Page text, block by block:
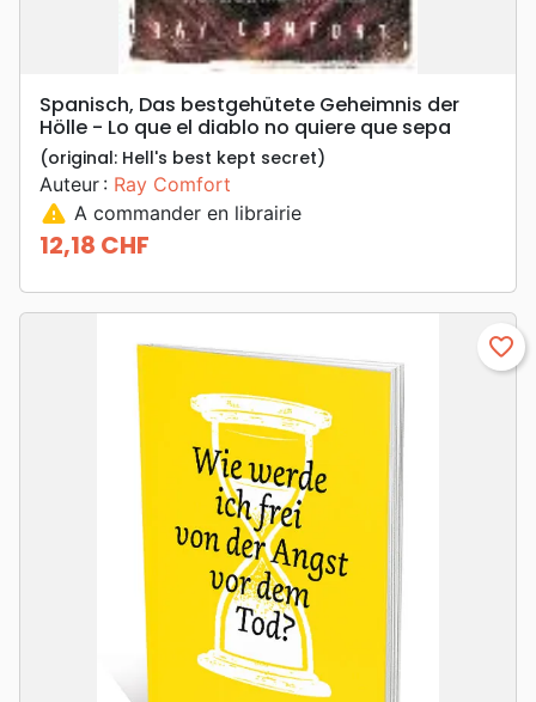
Spanisch, Das bestgehütete Geheimnis der
Hölle - Lo que el diablo no quiere que sepa
(original: Hell's best kept secret)
Auteur : Ray Comfort
warning A commander en librairie
Prix
12,18 CHF
favorite_border